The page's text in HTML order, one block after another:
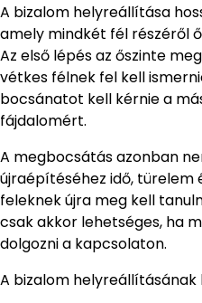
A bizalom helyreállítása
amely mindkét fél részéről
Az első lépés az őszinte
vétkes félnek fel kell
bocsánatot kell kérnie a
fájdalomért.
A megbocsátás azonban
újraépítéséhez idő, türelem
feleknek újra meg kell
csak akkor lehetséges, ha
dolgozni a kapcsolaton.
A bizalom helyreállításának